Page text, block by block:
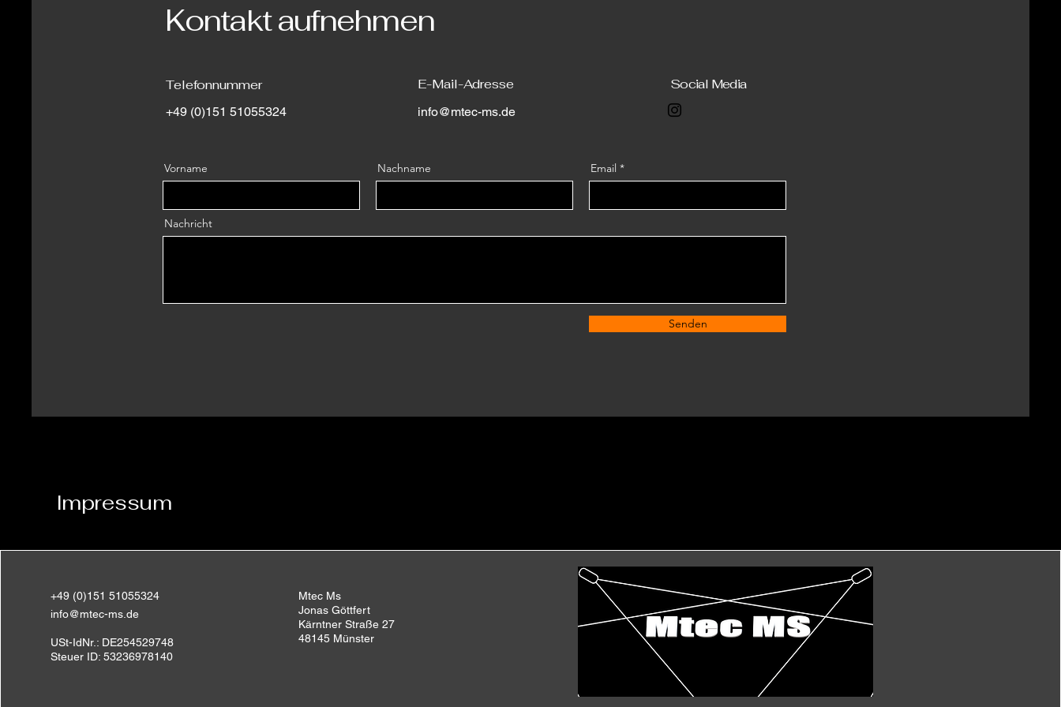
Kontakt aufnehmen
Telefonnummer
+49 (0)151 51055324
E-Mail-Adresse
info@mtec-ms.de
Social Media
Vorname Nachname Email
Nachricht
Senden
Impressum
+49 (0)151 51055324
info@mtec-ms.de
USt-IdNr.: DE254529748​
Steuer ID: 53236978140
Mtec Ms
Jonas Göttfert
Kärntner Straße 27
48145 Münster